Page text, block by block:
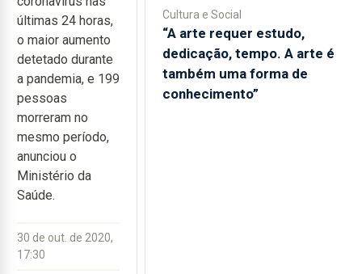
últimas 24 horas,
o maior aumento
detetado durante
a pandemia, e 199
pessoas
morreram no
mesmo período,
anunciou o
Ministério da
Saúde.
30 de out. de 2020,
17:30
Cultura e Social
“A arte requer estudo,
dedicação, tempo. A arte é
também uma forma de
conhecimento”